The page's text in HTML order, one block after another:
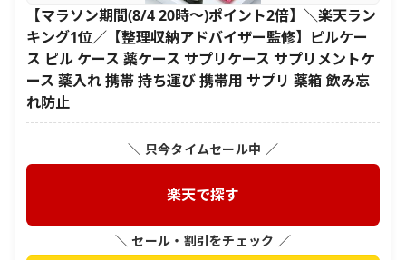
【マラソン期間(8/4 20時～)ポイント2倍】＼楽天ラン
キング1位／【整理収納アドバイザー監修】ピルケー
ス ピル ケース 薬ケース サプリケース サプリメントケ
ース 薬入れ 携帯 持ち運び 携帯用 サプリ 薬箱 飲み忘
れ防止
＼ 只今タイムセール中 ／
楽天で探す
＼ セール・割引をチェック ／